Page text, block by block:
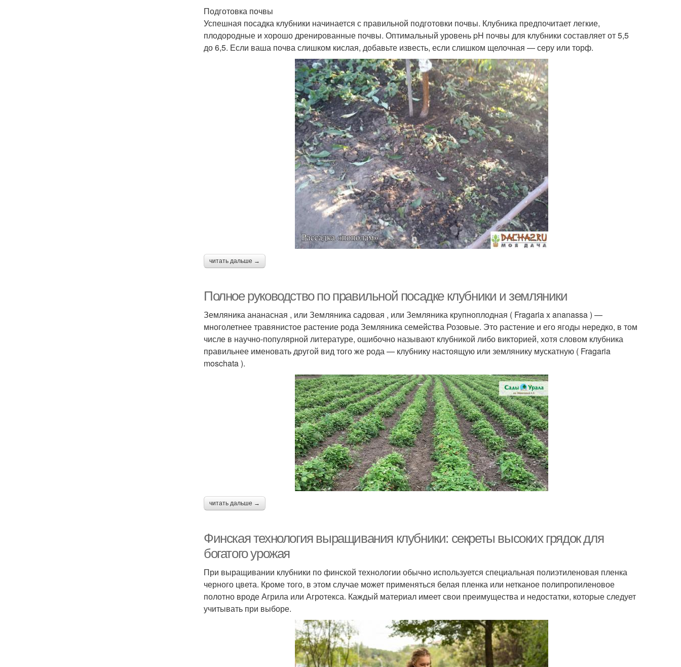
Подготовка почвы
Успешная посадка клубники начинается с правильной подготовки почвы. Клубника предпочитает легкие,
плодородные и хорошо дренированные почвы. Оптимальный уровень pH почвы для клубники составляет от 5,5
до 6,5. Если ваша почва слишком кислая, добавьте известь, если слишком щелочная — серу или торф.
читать дальше →
Полное руководство по правильной посадке клубники и земляники
Земляника ананасная , или Земляника садовая , или Земляника крупноплодная ( Fragaria x ananassa ) —
многолетнее травянистое растение рода Земляника семейства Розовые. Это растение и его ягоды нередко, в том
числе в научно-популярной литературе, ошибочно называют клубникой либо викторией, хотя словом клубника
правильнее именовать другой вид того же рода — клубнику настоящую или землянику мускатную ( Fragaria
moschata ).
читать дальше →
Финская технология выращивания клубники: секреты высоких грядок для
богатого урожая
При выращивании клубники по финской технологии обычно используется специальная полиэтиленовая пленка
черного цвета. Кроме того, в этом случае может применяться белая пленка или нетканое полипропиленовое
полотно вроде Агрила или Агротекса. Каждый материал имеет свои преимущества и недостатки, которые следует
учитывать при выборе.